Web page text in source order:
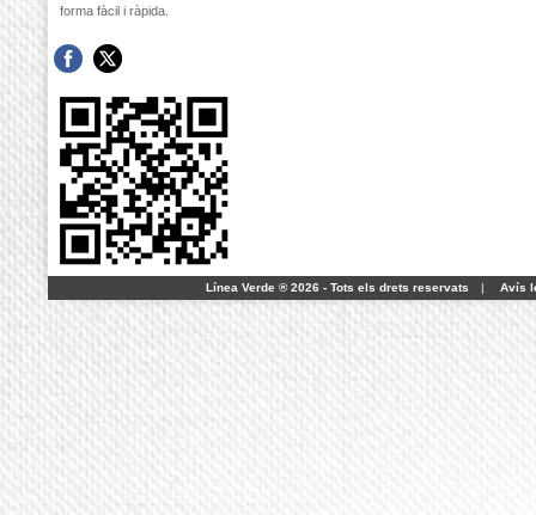
forma fàcil i ràpida.
Línea Verde ® 2026 - Tots els drets reservats | Avís